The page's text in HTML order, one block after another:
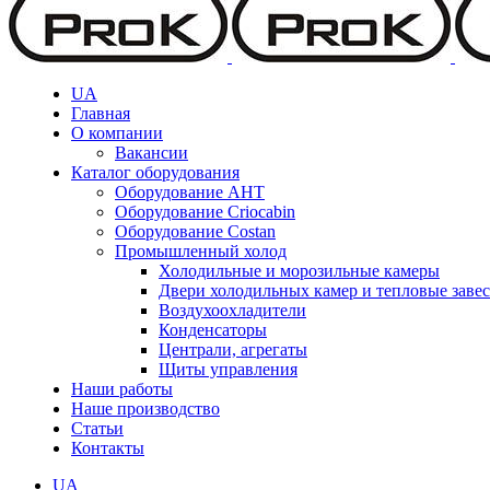
UA
Главная
О компании
Вакансии
Каталог оборудования
Оборудование AHT
Оборудование Criocabin
Оборудование Costan
Промышленный холод
Холодильные и морозильные камеры
Двери холодильных камер и тепловые
Воздухоохладители
Конденсаторы
Централи, агрегаты
Щиты управления
Наши работы
Наше производство
Статьи
Контакты
UA